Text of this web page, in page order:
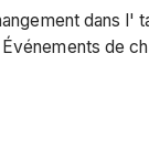
dans
de